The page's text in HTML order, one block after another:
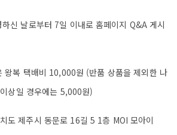
신 날로부터 7일 이내로 홈페이지 Q&A 게시
왕복 택배비 10,000원 (반품 상품을 제외한 나
상일 경우에는 5,000원)
도 제주시 동문로 16길 5 1층 MOI 모아이